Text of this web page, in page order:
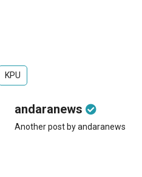
KPU
andaranews
Another post by andaranews